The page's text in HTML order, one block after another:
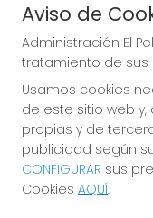
Imagen anterior
Aviso de
Administración El
tratamiento de sus
Usamos cookies
de este sitio web
propias y de
publicidad según
CONFIGURAR sus
Cookies AQUÍ.